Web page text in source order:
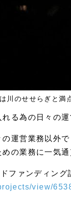
川のせせらぎと満
る為の日々の
運営業務以外
の業務に一気
ファンディング
view/